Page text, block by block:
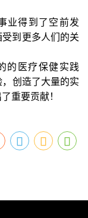
业得到了空前发
到更多人们的关
医疗保健实践
创造了大量的实
重要贡献！